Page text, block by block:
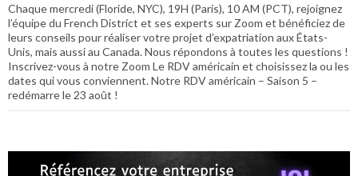
Chaque mercredi (Floride, NYC), 19H (Paris), 10 AM (PCT), rejoignez
l’équipe du French District et ses experts sur Zoom et bénéficiez de
leurs conseils pour réaliser votre projet d’expatriation aux États-
Unis, mais aussi au Canada. Nous répondons à toutes les questions !
Inscrivez-vous à notre Zoom Le RDV américain et choisissez la ou les
dates qui vous conviennent. Notre RDV américain – Saison 5 –
redémarre le 23 août !